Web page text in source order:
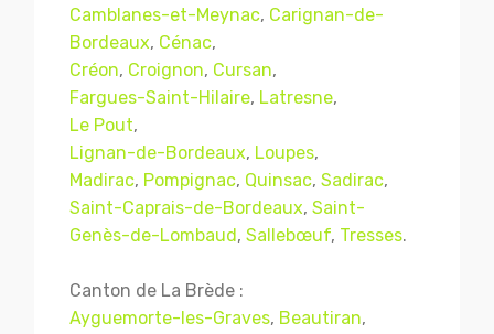
Camblanes-et-Meynac, Carignan-de-
Bordeaux, Cénac,
Créon, Croignon, Cursan,
Fargues-Saint-Hilaire, Latresne,
Le Pout,
Lignan-de-Bordeaux, Loupes,
Madirac, Pompignac, Quinsac, Sadirac,
Saint-Caprais-de-Bordeaux, Saint-
Genès-de-Lombaud, Sallebœuf, Tresses.
Canton de La Brède :
Ayguemorte-les-Graves, Beautiran,